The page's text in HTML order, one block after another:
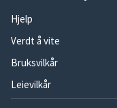
Hjelp
Verdt å vite
Bruksvilkår
Leievilkår